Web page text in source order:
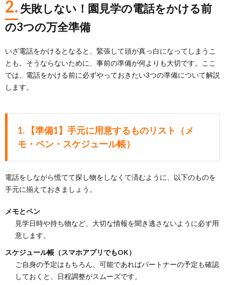
2. 失敗しない！園見学の電話をかける前
の3つの万全準備
いざ電話をかけるとなると、緊張して頭が真っ白になってしまうこ
とも。そうならないために、事前の準備が何よりも大切です。ここ
では、電話をかける前に必ずやっておきたい3つの準備について解説
します。
1.
【準備1】手元に用意するものリスト（メ
モ・ペン・スケジュール帳）
電話をしながら慌てて探し物をしなくて済むように、以下のものを
手元に揃えておきましょう。
メモとペン
見学日時や持ち物など、大切な情報を聞き逃さないように必ず用
意します。
スケジュール帳（スマホアプリでもOK）
ご自身の予定はもちろん、可能であればパートナーの予定も確認
しておくと、日程調整がスムーズです。